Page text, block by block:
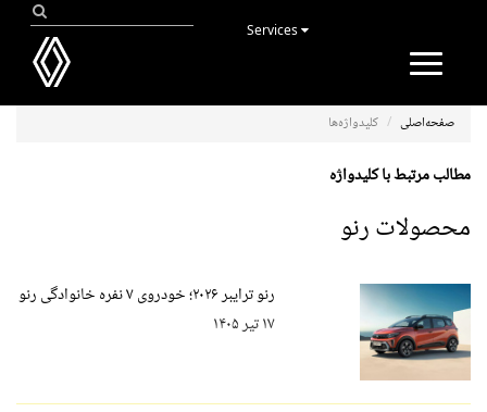
Toggle
صفحه‌اصلی کلیدواژه‌ها
مطالب مرتبط با کلیدواژه
محصولات رنو
رنو ترایبر ۲۰۲۶؛ خودروی ۷ نفره خانوادگی رنو
۱۷ تیر ۱۴۰۵